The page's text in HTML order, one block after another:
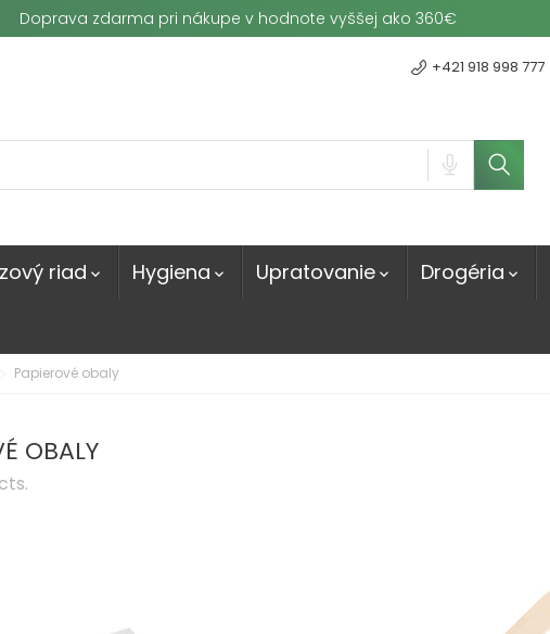
Doprava zdarma pri nákupe v hodnote vyššej ako 360€
+421 918 998 777
riad  Hygiena  Upratovanie  Drogéria 
Papierové obaly
OBALY